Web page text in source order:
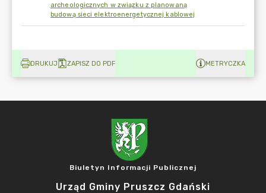
archeologicznych w związku z planowaną
budową sieci elektroenergetycznej kablowej
DRUKUJ ZAPISZ DO PDF METRYCZKA
Biuletyn Informacji Publicznej
Urząd Gminy Pruszcz Gdański